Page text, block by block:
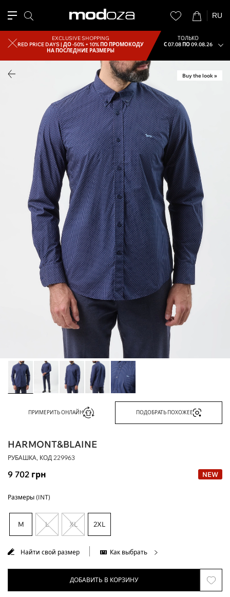
RU
EXCLUSIVE SHOPPING
RED PRICE DAYS |ДО -50% + 10% ПО ПРОМОКОДУ
НА ПОСЛЕДНИЕ РАЗМЕРЫ
ТОЛЬКО
С 07.08 ПО 09.08.26
Buy the look »
ПРИМЕРИТЬ ОНЛАЙН ПОДОБРАТЬ ПОХОЖЕЕ
HARMONT&BLAINE
РУБАШКА, КОД 229963
9 702 грн NEW
Размеры (INT)
M L XL 2XL
Найти свой размер Как выбрать
ДОБАВИТЬ В КОРЗИНУ